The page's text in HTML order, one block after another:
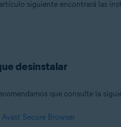
siguiente encontrará las
desinstalar
que consulte la
Secure Browser